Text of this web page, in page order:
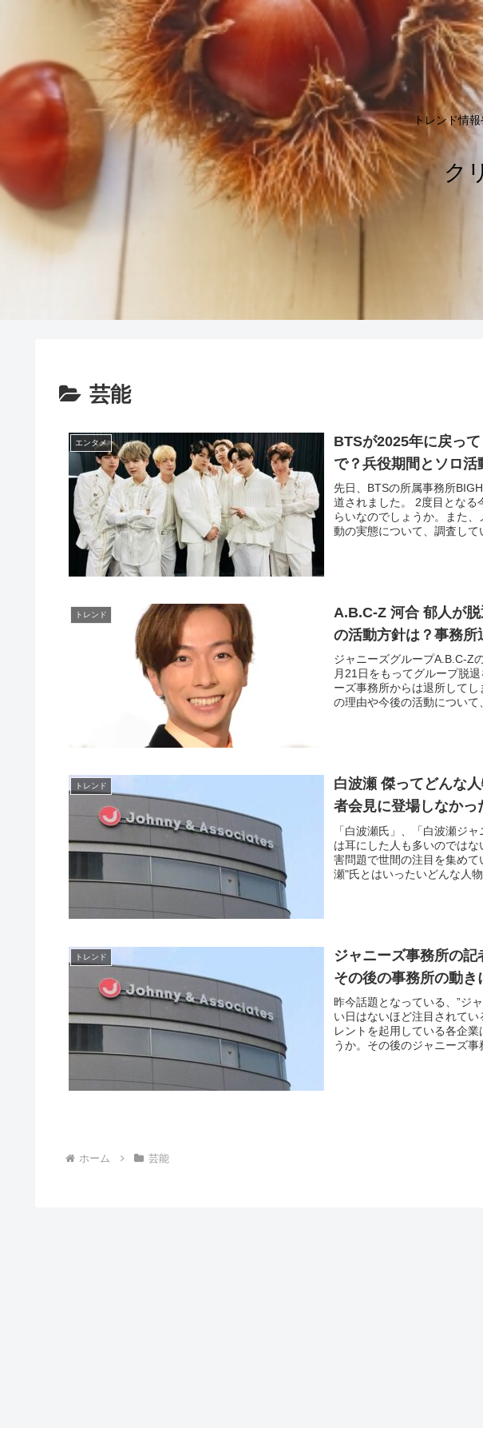
トレンド情報
ク
芸能
エンタメ
BTSが2025年に戻っ
で？兵役期間とソロ活
先日、BTSの所属事務所
道されました。 2度目となる
らいなのでしょうか。また
動の実態について、調査して
トレンド
A.B.C-Z 河合 郁人が
の活動方針は？事務所
ジャニーズグループA.B.C-Z
月21日をもってグループ脱
ーズ事務所からは退所して
の理由や今後の活動について
トレンド
白波瀬 傑ってどんな
者会見に登場しなかっ
「白波瀬氏」、「白波瀬ジ
は耳にした人も多いのでは
害問題で世間の注目を集め
瀬"氏とはいったいどんな人
トレンド
ジャニーズ事務所の記
その後の事務所の動き
昨今話題となっている、”ジ
い日はないほど注目されて
レントを起用している各企
うか。その後のジャニーズ事
ホーム 芸能